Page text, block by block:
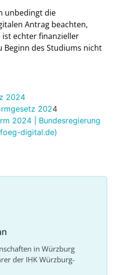
unbedingt die
Antrag beachten,
echter finanzieller
Beginn des Studiums nicht
2024
2024
2024 | Bundesregierung
digital.de)
in Würzburg
der IHK Würzburg-